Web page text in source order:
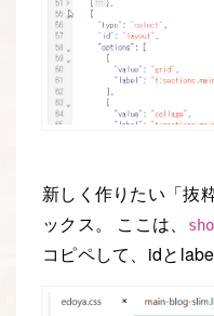
新しく作りたい「抜
ックス。 ここは、
コピペして、idと